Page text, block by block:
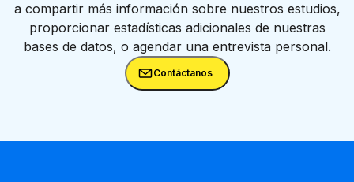
a compartir más información sobre nuestros estudios,
proporcionar estadísticas adicionales de nuestras
bases de datos, o agendar una entrevista personal.
Contáctanos